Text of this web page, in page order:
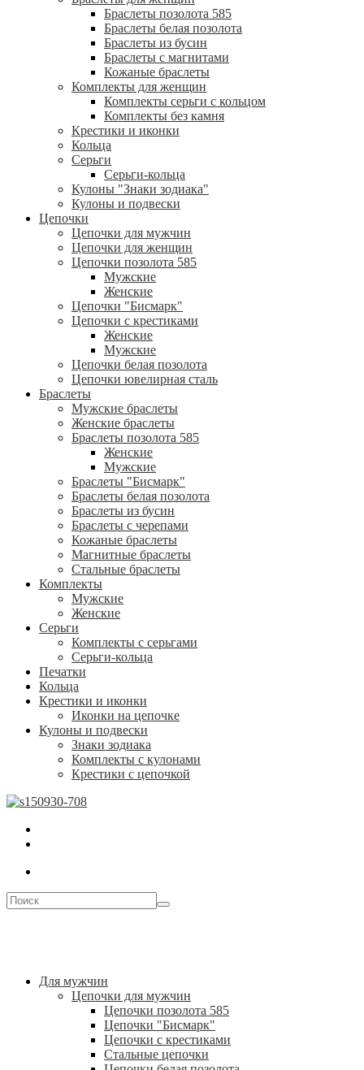
Браслеты позолота 585
Браслеты белая позолота
Браслеты из бусин
Браслеты с магнитами
Кожаные браслеты
Комплекты для женщин
Комплекты серьги с кольцом
Комплекты без камня
Крестики и иконки
Кольца
Серьги
Серьги-кольца
Кулоны "Знаки зодиака"
Кулоны и подвески
Цепочки
Цепочки для мужчин
Цепочки для женщин
Цепочки позолота 585
Мужские
Женские
Цепочки "Бисмарк"
Цепочки с крестиками
Женские
Мужские
Цепочки белая позолота
Цепочки ювелирная сталь
Браслеты
Мужские браслеты
Женские браслеты
Браслеты позолота 585
Женские
Мужские
Браслеты "Бисмарк"
Браслеты белая позолота
Браслеты из бусин
Браслеты с черепами
Кожаные браслеты
Магнитные браслеты
Стальные браслеты
Комплекты
Мужские
Женские
Серьги
Комплекты с серьгами
Серьги-кольца
Печатки
Кольца
Крестики и иконки
Иконки на цепочке
Кулоны и подвески
Знаки зодиака
Комплекты с кулонами
Крестики с цепочкой
Для мужчин
Цепочки для мужчин
Цепочки позолота 585
Цепочки "Бисмарк"
Цепочки с крестиками
Стальные цепочки